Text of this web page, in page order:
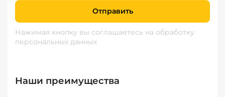
Отправить
Нажимая кнопку вы соглашаетесь на обработку
персональных данных
Наши преимущества